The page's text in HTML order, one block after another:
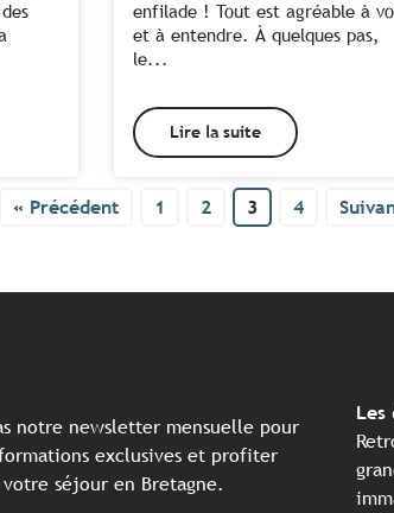
enfilade ! Tout est agréable à
et à entendre. À quelques pas,
le...
Lire la suite
« Précédent 1 2 3 4
notre newsletter mensuelle pour
exclusives et profiter
séjour en Bretagne.
Les